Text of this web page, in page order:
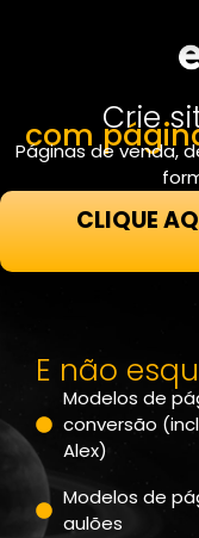
Crie
com
Páginas de venda,
CLIQUE
E não
Modelos de
conversão
Alex)
Modelos de
aulões